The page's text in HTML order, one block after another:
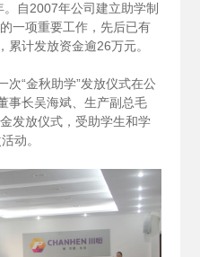
自2007年公司建立助学制
一项重要工作，先后已有
计发放资金逾26万元。
次“金秋助学”发放仪式在公
事长吴海斌、生产副总毛
发放仪式，受助学生和学
动。